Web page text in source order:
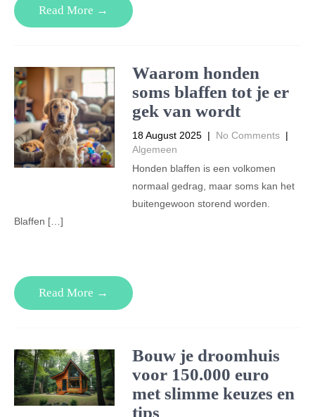
Read More →
Waarom honden
soms blaffen tot je er
gek van wordt
18 August 2025 | No Comments |
Algemeen
Honden blaffen is een volkomen
normaal gedrag, maar soms kan het
buitengewoon storend worden.
Blaffen […]
Read More →
Bouw je droomhuis
voor 150.000 euro
met slimme keuzes en
tips